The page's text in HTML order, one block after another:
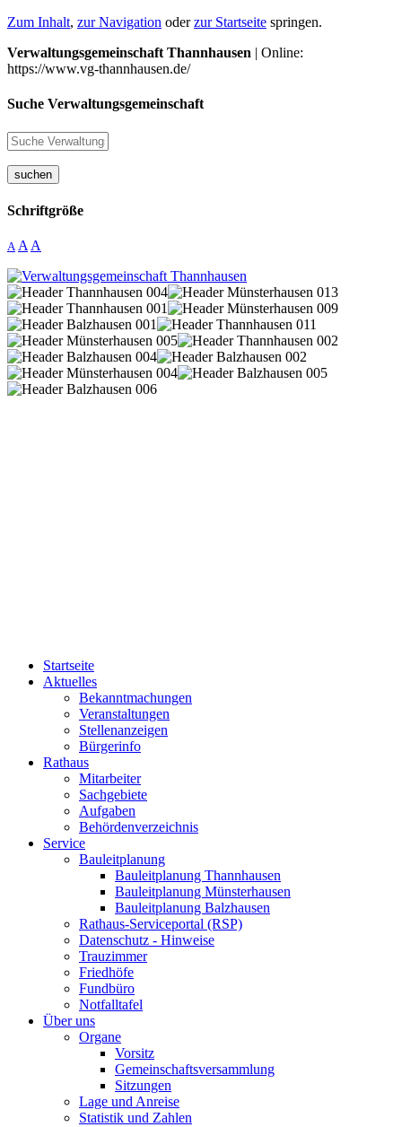
Zum Inhalt, zur Navigation oderzur Startseite springen.
Verwaltungsgemeinschaft Thannhausen | Online:
https://www.vg-thannhausen.de/
Suche Verwaltungsgemeinschaft
suchen
Schriftgröße
A A A
Startseite
Aktuelles
Bekanntmachungen
Veranstaltungen
Stellenanzeigen
Bürgerinfo
Rathaus
Mitarbeiter
Sachgebiete
Aufgaben
Behördenverzeichnis
Service
Bauleitplanung
Bauleitplanung Thannhausen
Bauleitplanung Münsterhausen
Bauleitplanung Balzhausen
Rathaus-Serviceportal (RSP)
Datenschutz - Hinweise
Trauzimmer
Friedhöfe
Fundbüro
Notfalltafel
Über uns
Organe
Vorsitz
Gemeinschaftsversammlung
Sitzungen
Lage und Anreise
Statistik und Zahlen